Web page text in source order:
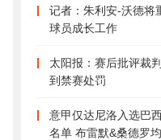
记者：朱利安-沃德将
球员成长工作
太阳报：赛后批评裁
到禁赛处罚
意甲仅达尼洛入选巴
名单 布雷默&桑德罗